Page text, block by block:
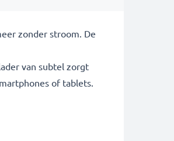
zonder stroom. De
van subtel zorgt
of tablets.